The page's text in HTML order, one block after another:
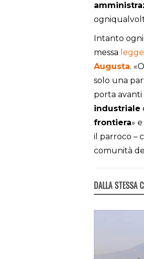
Intanto
messa
Augusta.
solo una
porta avanti
industriale
frontiera»
il parroco –
comunità
DALLA STESSA